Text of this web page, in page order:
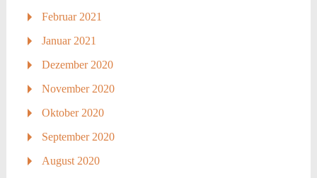
Februar 2021
Januar 2021
Dezember 2020
November 2020
Oktober 2020
September 2020
August 2020